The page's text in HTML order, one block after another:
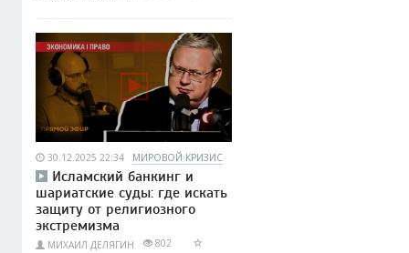
30.12.2025 22:34 МИРОВОЙ КРИЗИС
Исламский банкинг и
шариатские суды: где искать
защиту от религиозного
экстремизма
МИХАИЛ ДЕЛЯГИН 802